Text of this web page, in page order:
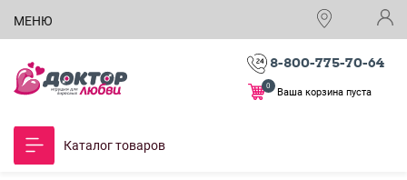
МЕНЮ
8-800-775-70-64
Ваша корзина пуста
0
Каталог товаров